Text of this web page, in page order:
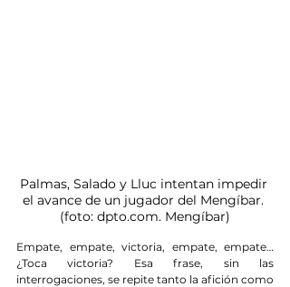
Palmas, Salado y Lluc intentan impedir
el avance de un jugador del Mengíbar.
(foto: dpto.com. Mengíbar)
Empate, empate, victoria, empate, empate…
¿Toca victoria? Esa frase, sin las
interrogaciones, se repite tanto la afición como